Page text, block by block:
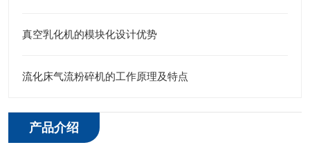
真空乳化机的模块化设计优势
流化床气流粉碎机的工作原理及特点
产品介绍